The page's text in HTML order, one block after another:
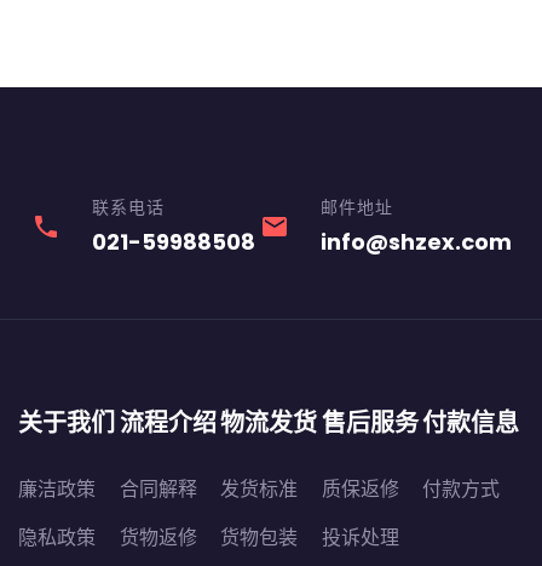
phone
联系电话
021-59988508 email
邮件地址
info@shzex.com
关于我们
廉洁政策
隐私政策
流程介绍
合同解释
货物返修
物流发货
发货标准
货物包装
售后服务
质保返修
投诉处理
付款信息
付款方式